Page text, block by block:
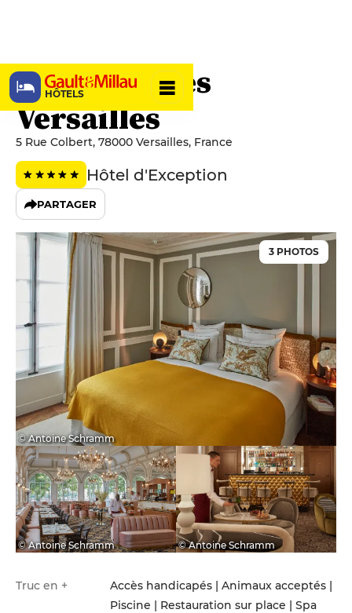
HÔTELS
Les Lumières
Versailles
5 Rue Colbert, 78000 Versailles, France
Hôtel d'Exception
PARTAGER
© Antoine Schramm
© Antoine Schramm © Antoine Schramm
3 PHOTOS
Truc en +
Accès handicapés | Animaux acceptés |
Piscine | Restauration sur place | Spa